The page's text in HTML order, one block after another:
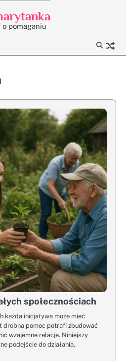
o pomaganiu
społecznościach
każda inicjatywa może mieć
drobna pomoc potrafi zbudować
wzajemne relacje. Niniejszy
podejście do działania,